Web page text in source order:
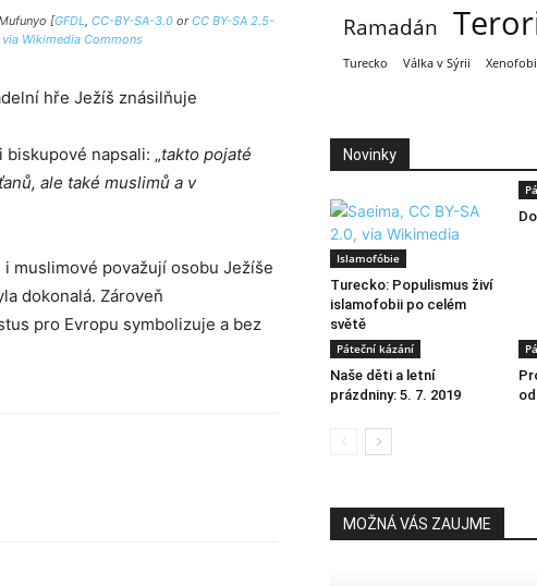
[GFDL, CC-BY-SA-3.0 orCC BY-SA 2.5-
via Wikimedia Commons
hře Ježíš znásilňuje
napsali: „takto pojaté
ale také muslimů a v
muslimové považují osobu Ježíše
dokonalá. Zároveň
pro Evropu symbolizuje a bez
Ramadán
Turecko Válka v Sýrii
Novinky
Islamofóbie
Turecko: Populismus živí
islamofobii po celém
světě
Páteční kázání
Naše děti a letní
prázdniny: 5. 7. 2019
MOŽNÁ VÁS ZAUJME